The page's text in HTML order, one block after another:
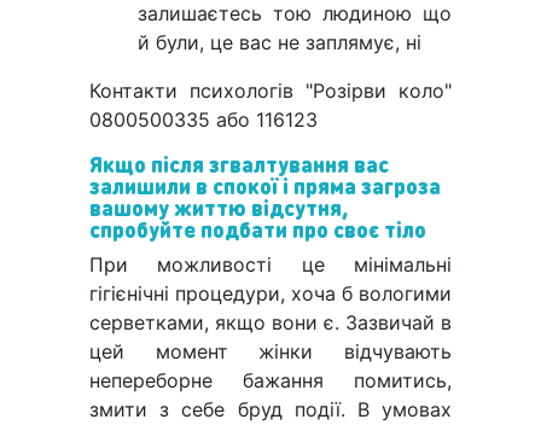
залишаєтесь тою людиною що
й були, це вас не заплямує, ні
Контакти психологів "Розірви коло"
0800500335 або 116123
Якщо після згвалтування вас
залишили в спокої і пряма загроза
вашому життю відсутня,
спробуйте подбати про своє тіло
При можливості це мінімальні
гігієнічні процедури, хоча б вологими
серветками, якщо вони є. Зазвичай в
цей момент жінки відчувають
непереборне бажання помитись,
змити з себе бруд події. В умовах